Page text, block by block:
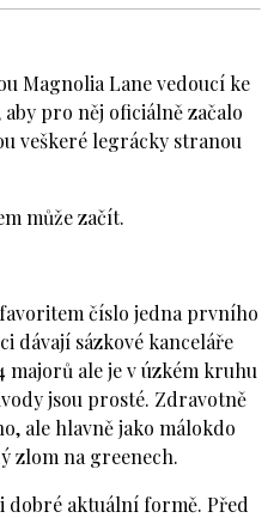
Magnolia Lane vedoucí ke
pro něj oficiálně začalo
veškeré legrácky stranou
může začít.
číslo jedna prvního
dávají sázkové kanceláře
majorů ale je v úzkém kruhu
jsou prosté. Zdravotně
ale hlavně jako málokdo
zlom na greenech.
dobré aktuální formě. Před